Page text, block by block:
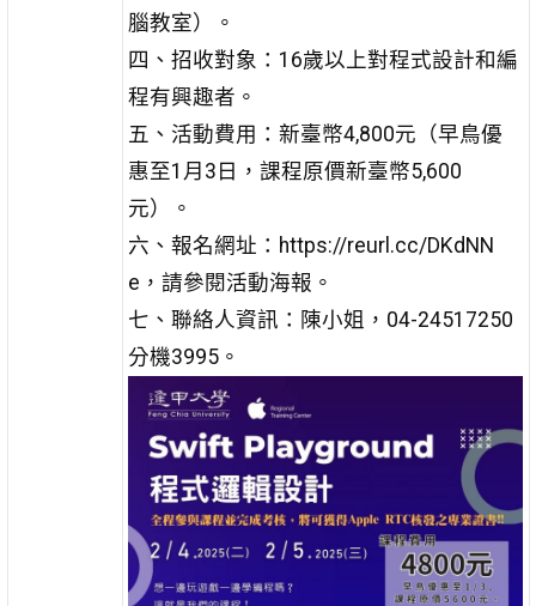
腦教室）。
四、招收對象：16歲以上對程式設計和編
程有興趣者。
五、活動費用：新臺幣4,800元（早鳥優
惠至1月3日，課程原價新臺幣5,600
元）。
六、報名網址：https://reurl.cc/DKdNN
e，請參閱活動海報。
七、聯絡人資訊：陳小姐，04-24517250
分機3995。